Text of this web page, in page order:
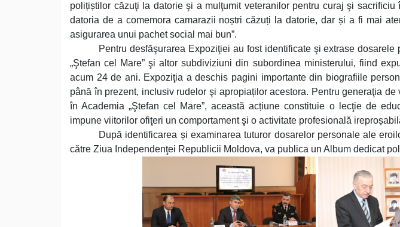
polițiștilor căzuţi la datorie şi a mulţumit veteranilor pentru curaj şi sacrificiu
datoria de a comemora camarazii noștri căzuți la datorie, dar și a fi mai
asigurarea unui pachet social mai bun”.
Pentru desfăşurarea Expoziţiei au fost identificate şi extrase
„Ştefan cel Mare” şi altor subdiviziuni din subordinea ministerului, fiind
acum 24 de ani. Expoziţia a deschis pagini importante din biografiile
până în prezent, inclusiv rudelor şi apropiaților acestora. Pentru generaţia
în Academia „Ştefan cel Mare”, această acțiune constituie o lecţie de
impune viitorilor ofiţeri un comportament şi o activitate profesională
După identificarea și examinarea tuturor dosarelor personale ale
către Ziua Independenţei Republicii Moldova, va publica un Album dedicat